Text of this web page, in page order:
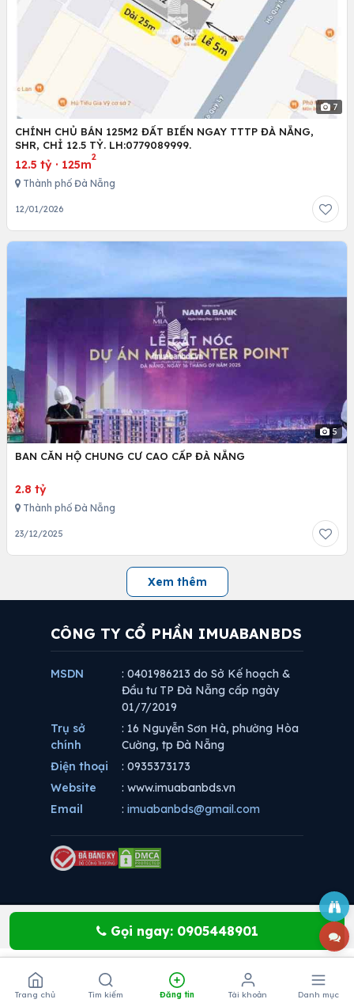
7
CHÍNH CHỦ BÁN 125M2 ĐẤT BIỂN NGAY TTTP ĐÀ NẴNG,
SHR, CHỈ 12.5 TỶ. LH:0779089999.
12.5 tỷ · 125m
2
Thành phố Đà Nẵng
12/01/2026
5
BAN CĂN HỘ CHUNG CƯ CAO CẤP ĐÀ NẴNG
2.8 tỷ
Thành phố Đà Nẵng
23/12/2025
Xem thêm
Gọi ngay: 0905448901
CÔNG TY CỔ PHẦN IMUABANBDS
MSDN
: 0401986213 do Sở Kế hoạch &
Đầu tư TP Đà Nẵng cấp ngày
01/7/2019
Trụ sở
chính
: 16 Nguyễn Sơn Hà, phường Hòa
Cường, tp Đà Nẵng
Điện thoại
: 0935373173
Website
: www.imuabanbds.vn
Email
: imuabanbds@gmail.com
Trang chủ Tìm kiếm Đăng tin Tài khoản Danh mục